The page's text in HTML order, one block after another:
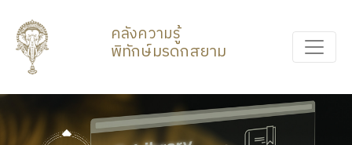
คลังความรู้
พิทักษ์มรดกสยาม